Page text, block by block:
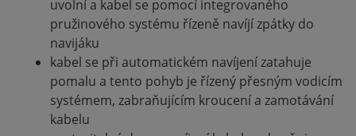
uvolní a kabel se pomocí integrovaného
pružinového systému řízeně navíjí zpátky do
navijáku
kabel se při automatickém navíjení zatahuje
pomalu a tento pohyb je řízený přesným vodicím
systémem, zabraňujícím kroucení a zamotávání
kabelu